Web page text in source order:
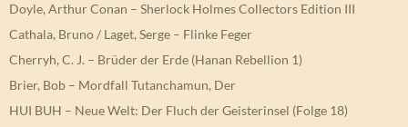
Doyle, Arthur Conan – Sherlock Holmes Collectors Edition III
Cathala, Bruno / Laget, Serge – Flinke Feger
Cherryh, C. J. – Brüder der Erde (Hanan Rebellion 1)
Brier, Bob – Mordfall Tutanchamun, Der
HUI BUH – Neue Welt: Der Fluch der Geisterinsel (Folge 18)